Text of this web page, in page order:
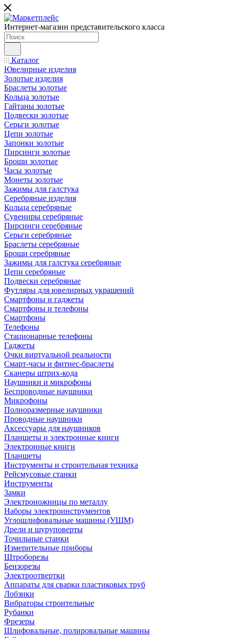
Интернет-магазин представительского класса
Каталог
Ювелирные изделия
Золотые изделия
Браслеты золотые
Кольца золотые
Гайтаны золотые
Подвески золотые
Серьги золотые
Цепи золотые
Запонки золотые
Пирсинги золотые
Броши золотые
Часы золотые
Монеты золотые
Зажимы для галстука
Серебряные изделия
Кольца серебряные
Сувениры серебряные
Пирсинги серебряные
Серьги серебряные
Браслеты серебряные
Броши серебряные
Зажимы для галстука серебряные
Цепи серебряные
Подвески серебряные
Футляры для ювелирных украшений
Смартфоны и гаджеты
Смартфоны и телефоны
Смартфоны
Телефоны
Стационарные телефоны
Гаджеты
Очки виртуальной реальности
Смарт-часы и фитнес-браслеты
Сканеры штрих-кода
Наушники и микрофоны
Беспроводные наушники
Микрофоны
Полноразмерные наушники
Проводные наушники
Аксессуары для наушников
Планшеты и электронные книги
Электронные книги
Планшеты
Инструменты и строительная техника
Рейсмусовые станки
Инструменты
Замки
Электроножницы по металлу
Наборы электроинструментов
Углошлифовальные машины (УШМ)
Дрели и шуруповерты
Точильные станки
Измерительные приборы
Штроборезы
Бензорезы
Электроотвертки
Аппараты для сварки пластиковых труб
Лобзики
Вибраторы строительные
Рубанки
Фрезеры
Шлифовальные, полировальные машины